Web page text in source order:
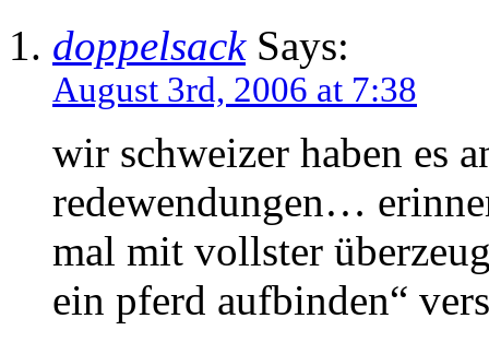
doppelsackSays:
August 3rd, 2006 at 7:38
wir schweizer haben es
redewendungen…
mal mit vollster
ein pferd aufbinden“